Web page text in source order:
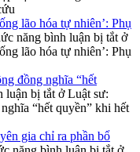
lão hóa tự nhiên’: Phụ
năng bình luận bị tắt ở
lão hóa tự nhiên’: Phụ
đồng nghĩa “hết
luận bị tắt ở Luật sư:
“hết quyền” khi hết
gia chỉ ra phần bổ